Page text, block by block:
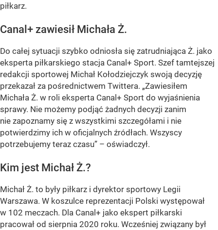
piłkarz.
Canal+ zawiesił Michała Ż.
Do całej sytuacji szybko odniosła się zatrudniająca Ż. jako
eksperta piłkarskiego stacja Canal+ Sport. Szef tamtejszej
redakcji sportowej Michał Kołodziejczyk swoją decyzję
przekazał za pośrednictwem Twittera. „Zawiesiłem
Michała Ż. w roli eksperta Canal+ Sport do wyjaśnienia
sprawy. Nie możemy podjąć żadnych decyzji zanim
nie zapoznamy się z wszystkimi szczegółami i nie
potwierdzimy ich w oficjalnych źródłach. Wszyscy
potrzebujemy teraz czasu” – oświadczył.
Kim jest Michał Ż.?
Michał Ż. to były piłkarz i dyrektor sportowy Legii
Warszawa. W koszulce reprezentacji Polski występował
w 102 meczach. Dla Canal+ jako ekspert piłkarski
pracował od sierpnia 2020 roku. Wcześniej związany był